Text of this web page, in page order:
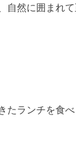
自然に囲まれ
たランチを食べ